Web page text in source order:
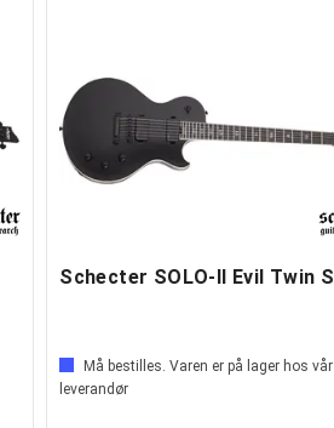
Må bestilles. Varen er på lager hos vår
leverandør